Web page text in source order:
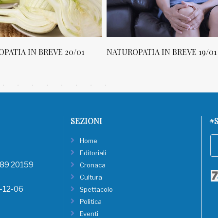
IN BREVE 20/01 NATUROPATIA IN BREVE 19/01
20159
12-06
SEZIONI
Home
Editoriali
Cronaca
Cultura
Spettacolo
Politica
Eventi